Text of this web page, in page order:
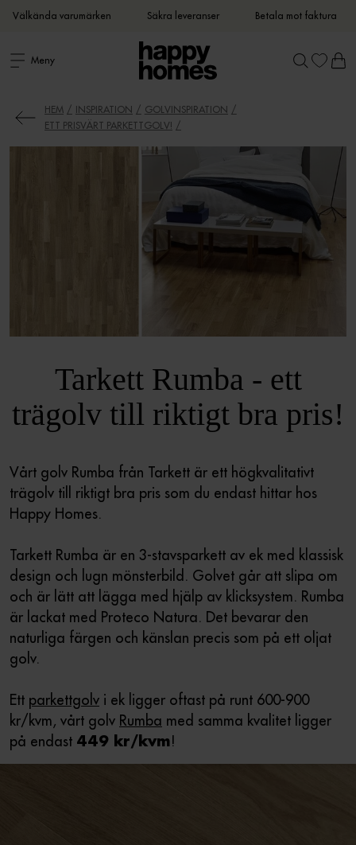
Välkända varumärken Säkra leveranser Betala mot faktura
Meny
HEM INSPIRATION
GOLVINSPIRATION
ETT PRISVÄRT PARKETTGOLV!
Tarkett Rumba - ett
trägolv till riktigt bra pris!
Vårt golv Rumba från Tarkett är ett högkvalitativt
trägolv till riktigt bra pris som du endast hittar hos
Happy Homes.
Tarkett Rumba är en 3-stavsparkett av ek med klassisk
design och lugn mönsterbild. Golvet går att slipa om
och är lätt att lägga med hjälp av klicksystem. Rumba
är lackat med Proteco Natura. Det bevarar den
naturliga färgen och känslan precis som på ett oljat
golv.
Ett parkettgolv i ek ligger oftast på runt 600-900
kr/kvm, vårt golv Rumba med samma kvalitet ligger
på endast 449 kr/kvm!